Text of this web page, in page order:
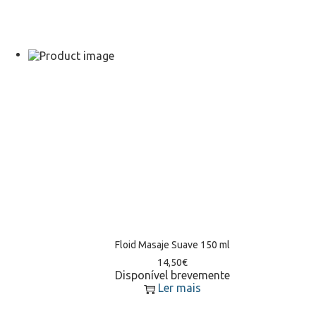
Floid Masaje Suave 150 ml
14,50€
Disponível brevemente
Ler mais